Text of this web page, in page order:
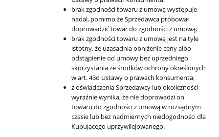
brak zgodności towaru z umową występuje
nadal, pomimo że Sprzedawca próbował
doprowadzić towar do zgodności z umową;
brak zgodności towaru z umową jest na tyle
istotny, że uzasadnia obniżenie ceny albo
odstąpienie od umowy bez uprzedniego
skorzystania ze środków ochrony określonych
w art. 43d Ustawy o prawach konsumenta;
z oświadczenia Sprzedawcy lub okoliczności
wyraźnie wynika, że nie doprowadzi on
towaru do zgodności z umową w rozsądnym
czasie lub bez nadmiernych niedogodności dla
Kupującego uprzywilejowanego.